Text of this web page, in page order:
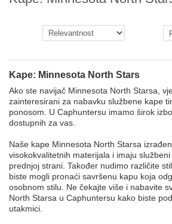
Kape: Minnesota North Stars
Ako ste navijač Minnesota North Starsa,
zainteresirani za nabavku službene kape
ponosom. U Caphuntersu imamo širok
dostupnih za vas.
Naše kape Minnesota North Starsa
visokokvalitetnih materijala i imaju
prednjoj strani. Također nudimo različite
biste mogli pronaći savršenu kapu koja
osobnom stilu. Ne čekajte više i nabavite
North Starsa u Caphuntersu kako biste
utakmici.